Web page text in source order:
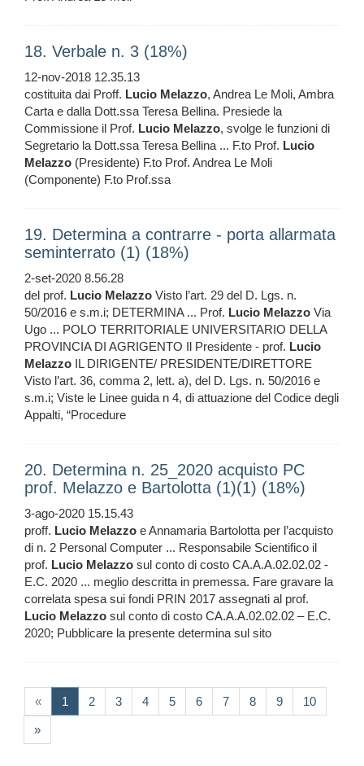
18. Verbale n. 3 (18%)
12-nov-2018 12.35.13
costituita dai Proff. Lucio Melazzo, Andrea Le Moli, Ambra
Carta e dalla Dott.ssa Teresa Bellina. Presiede la
Commissione il Prof. Lucio Melazzo, svolge le funzioni di
Segretario la Dott.ssa Teresa Bellina ... F.to Prof. Lucio
Melazzo (Presidente) F.to Prof. Andrea Le Moli
(Componente) F.to Prof.ssa
19. Determina a contrarre - porta allarmata
seminterrato (1) (18%)
2-set-2020 8.56.28
del prof. Lucio Melazzo Visto l’art. 29 del D. Lgs. n.
50/2016 e s.m.i; DETERMINA ... Prof. Lucio Melazzo Via
Ugo ... POLO TERRITORIALE UNIVERSITARIO DELLA
PROVINCIA DI AGRIGENTO Il Presidente - prof. Lucio
Melazzo IL DIRIGENTE/ PRESIDENTE/DIRETTORE
Visto l’art. 36, comma 2, lett. a), del D. Lgs. n. 50/2016 e
s.m.i; Viste le Linee guida n 4, di attuazione del Codice degli
Appalti, “Procedure
20. Determina n. 25_2020 acquisto PC
prof. Melazzo e Bartolotta (1)(1) (18%)
3-ago-2020 15.15.43
proff. Lucio Melazzo e Annamaria Bartolotta per l’acquisto
di n. 2 Personal Computer ... Responsabile Scientifico il
prof. Lucio Melazzo sul conto di costo CA.A.A.02.02.02 -
E.C. 2020 ... meglio descritta in premessa. Fare gravare la
correlata spesa sui fondi PRIN 2017 assegnati al prof.
Lucio Melazzo sul conto di costo CA.A.A.02.02.02 – E.C.
2020; Pubblicare la presente determina sul sito
« 1 (current)
2 3 4 5 6 7 8 9 10
»